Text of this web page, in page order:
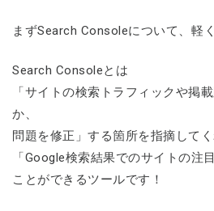
まずSearch Consoleについて、軽
Search Consoleとは
「サイトの検索トラフィックや掲
か、
問題を修正」する箇所を指摘してく
「Google検索結果でのサイトの注
ことができるツールです！